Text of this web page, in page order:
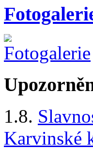
1.8.
Karvinské